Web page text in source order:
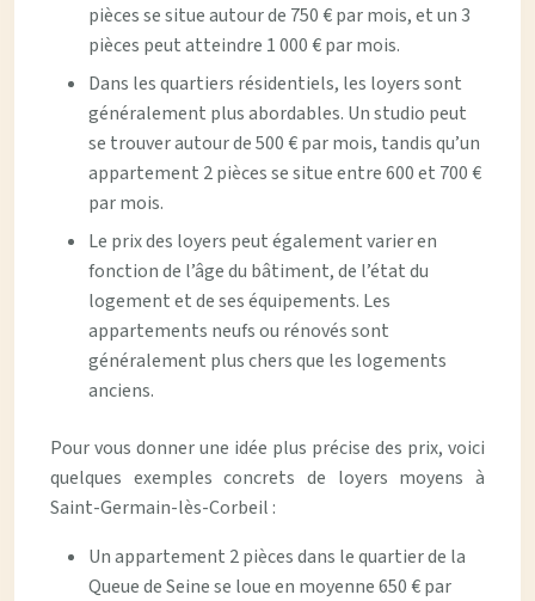
pièces se situe autour de 750 € par mois, et un 3
pièces peut atteindre 1 000 € par mois.
Dans les quartiers résidentiels, les loyers sont
généralement plus abordables. Un studio peut
se trouver autour de 500 € par mois, tandis qu’un
appartement 2 pièces se situe entre 600 et 700 €
par mois.
Le prix des loyers peut également varier en
fonction de l’âge du bâtiment, de l’état du
logement et de ses équipements. Les
appartements neufs ou rénovés sont
généralement plus chers que les logements
anciens.
Pour vous donner une idée plus précise des prix, voici
quelques exemples concrets de loyers moyens à
Saint-Germain-lès-Corbeil :
Un appartement 2 pièces dans le quartier de la
Queue de Seine se loue en moyenne 650 € par